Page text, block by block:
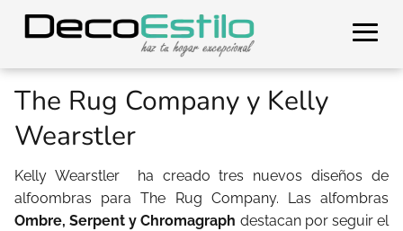
The Rug Company y Kelly
Wearstler
Kelly Wearstler ha creado tres nuevos diseños de
alfoombras para The Rug Company. Las alfombras
Ombre, Serpent y Chromagraph destacan por seguir el